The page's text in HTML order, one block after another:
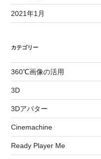
2021年1月
カテゴリー
360℃画像の活用
3D
3Dアバター
Cinemachine
Ready Player Me